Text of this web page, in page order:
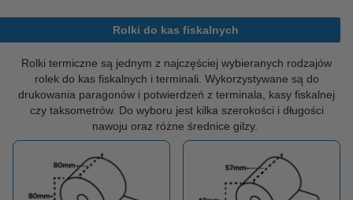
Rolki do kas fiskalnych
Rolki termiczne są jednym z najczęściej wybieranych rodzajów
rolek do kas fiskalnych i terminali. Wykorzystywane są do
drukowania paragonów i potwierdzeń z terminala, kasy fiskalnej
czy taksometrów. Do wyboru jest kilka szerokości i długości
nawoju oraz różne średnice gilzy.